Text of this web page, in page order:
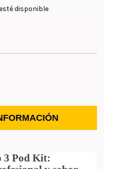
disponible
3 Pod Kit: